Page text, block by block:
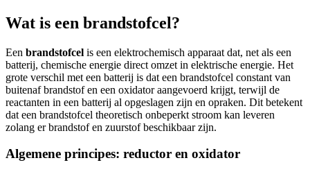
Wat is een brandstofcel?
Een brandstofcel is een elektrochemisch apparaat dat, net als een
batterij, chemische energie direct omzet in elektrische energie. Het
grote verschil met een batterij is dat een brandstofcel constant van
buitenaf brandstof en een oxidator aangevoerd krijgt, terwijl de
reactanten in een batterij al opgeslagen zijn en opraken. Dit betekent
dat een brandstofcel theoretisch onbeperkt stroom kan leveren
zolang er brandstof en zuurstof beschikbaar zijn.
Algemene principes: reductor en oxidator